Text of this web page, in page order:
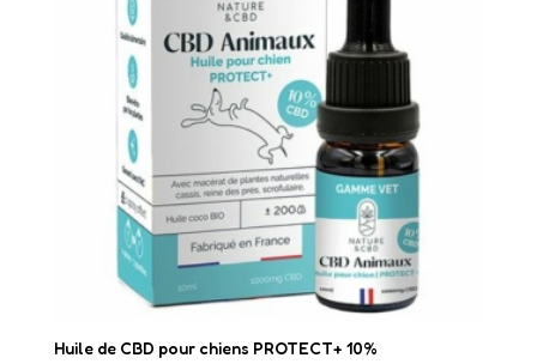
Huile de CBD pour chiens PROTECT+ 10%